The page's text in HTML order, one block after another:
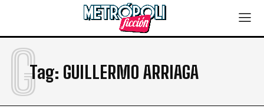
Tag: GUILLERMO ARRIAGA
G